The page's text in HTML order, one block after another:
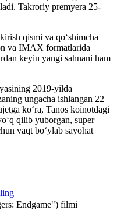
Takroriy premyera 25-
qismi va qo‘shimcha
va IMAX formatlarida
keyin yangi sahnani ham
2019-yilda
ungacha ishlangan 22
ko‘ra, Tanos koinotdagi
qilib yuborgan, super
vaqt bo‘ylab sayohat
Endgame") filmi